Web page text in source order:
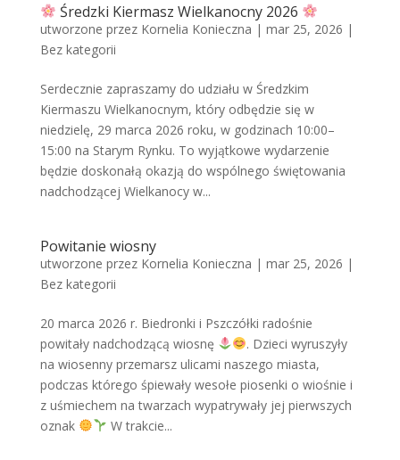
Średzki Kiermasz Wielkanocny 2026
utworzone przez Kornelia Konieczna | mar 25, 2026 |
Bez kategorii
Serdecznie zapraszamy do udziału w Średzkim
Kiermaszu Wielkanocnym, który odbędzie się w
niedzielę, 29 marca 2026 roku, w godzinach 10:00–
15:00 na Starym Rynku. To wyjątkowe wydarzenie
będzie doskonałą okazją do wspólnego świętowania
nadchodzącej Wielkanocy w...
Powitanie wiosny
utworzone przez Kornelia Konieczna | mar 25, 2026 |
Bez kategorii
20 marca 2026 r. Biedronki i Pszczółki radośnie
powitały nadchodzącą wiosnę
. Dzieci wyruszyły
na wiosenny przemarsz ulicami naszego miasta,
podczas którego śpiewały wesołe piosenki o wiośnie i
z uśmiechem na twarzach wypatrywały jej pierwszych
oznak
W trakcie...